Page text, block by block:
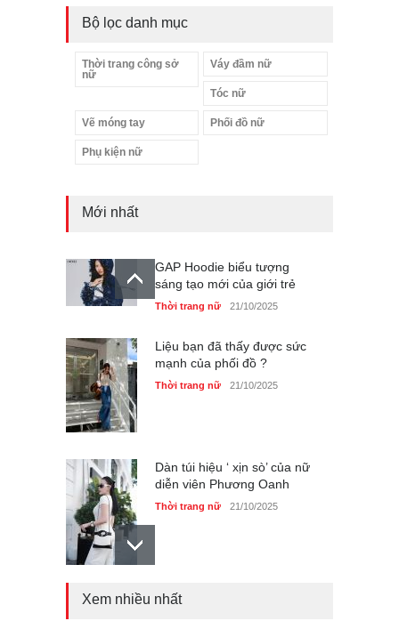
Bộ lọc danh mục
Thời trang công sở
nữ
Váy đầm nữ
Tóc nữ
Vẽ móng tay Phối đồ nữ
Phụ kiện nữ
Mới nhất
GAP Hoodie biểu tượng
sáng tạo mới của giới trẻ
Thời trang nữ 21/10/2025
Liệu bạn đã thấy được sức
mạnh của phối đồ ?
Thời trang nữ 21/10/2025
Dàn túi hiệu ‘ xịn sò’ của nữ
diễn viên Phương Oanh
Thời trang nữ 21/10/2025
Mẫu áo khoác đẹp cho phụ
Xem nhiều nhất